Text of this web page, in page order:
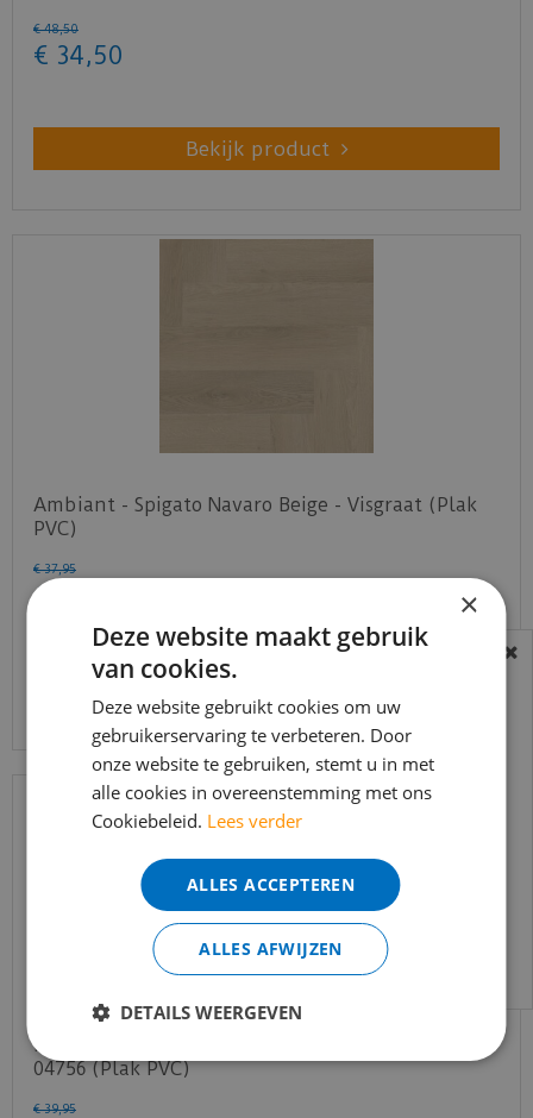
€ 48,50
€ 34,50
Bekijk product
Ambiant - Spigato Navaro Beige - Visgraat (Plak
PVC)
€ 37,95
€
Douwes Dekker - Ambitieus - Visgraat honing
04756 (Plak PVC)
€ 39,95
BEREIKBAARHEID
In verband met de vakantie periode zijn wij
t/m 14 augustus telefonisch helaas niet
bereikbaar.
Bestelling worden uiteraard verwerkt
echter iets minder snel dan wat je van ons
gewend bent.
Voor vragen kan je ons bereiken via
info@merkvloerenwinkel.nl
×
Deze website maakt gebruik
van cookies.
Deze website gebruikt cookies om uw
gebruikerservaring te verbeteren. Door
onze website te gebruiken, stemt u in met
alle cookies in overeenstemming met ons
Cookiebeleid. Lees verder
ALLES ACCEPTEREN
ALLES AFWIJZEN
DETAILS WEERGEVEN